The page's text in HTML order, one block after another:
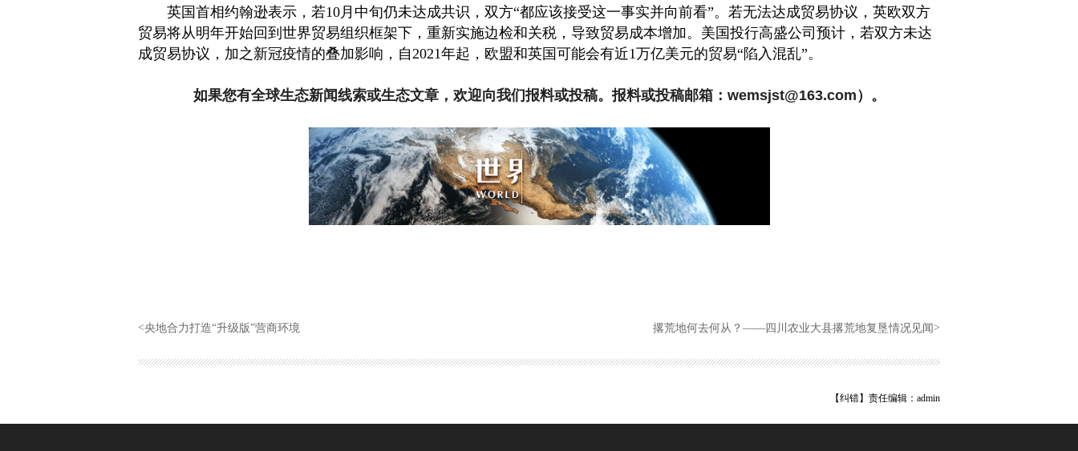
英国首相约翰逊表示，若10月中旬仍未达成共识，双方“都应该接受这一事实并向前看”。若无法达成贸易协议，英欧双方
贸易将从明年开始回到世界贸易组织框架下，重新实施边检和关税，导致贸易成本增加。美国投行高盛公司预计，若双方未达
成贸易协议，加之新冠疫情的叠加影响，自2021年起，欧盟和英国可能会有近1万亿美元的贸易“陷入混乱”。
如果您有全球生态新闻线索或生态文章，欢迎向我们报料或投稿。报料或投稿邮箱：wemsjst@163.com）。
<央地合力打造“升级版”营商环境 撂荒地何去何从？——四川农业大县撂荒地复垦情况见闻>
【纠错】 责任编辑：admin